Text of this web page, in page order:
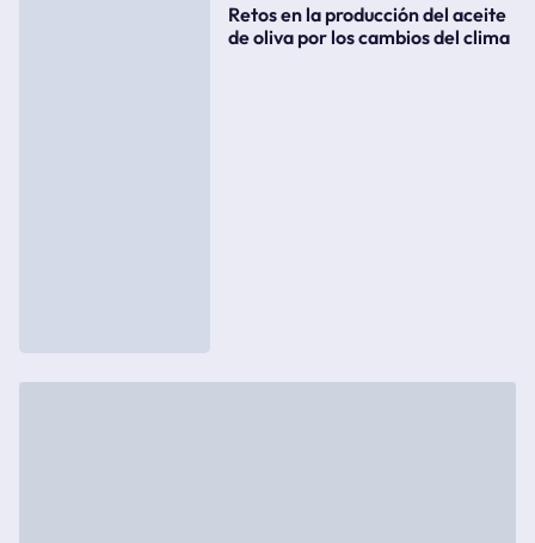
Retos en la producción del aceite
de oliva por los cambios del clima